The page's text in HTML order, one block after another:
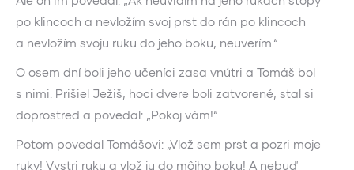
po klincoch a nevložím svoj prst do rán po klincoch
a nevložím svoju ruku do jeho boku, neuverím.“
O osem dní boli jeho učeníci zasa vnútri a Tomáš bol
s nimi. Prišiel Ježiš, hoci dvere boli zatvorené, stal si
doprostred a povedal: „Pokoj vám!“
Potom povedal Tomášovi: „Vlož sem prst a pozri moje
ruky! Vystri ruku a vlož ju do môjho boku! A nebuď